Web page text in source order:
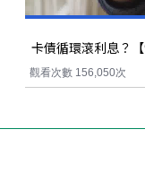
卡債循環滾利息？
觀看次數 156,050次